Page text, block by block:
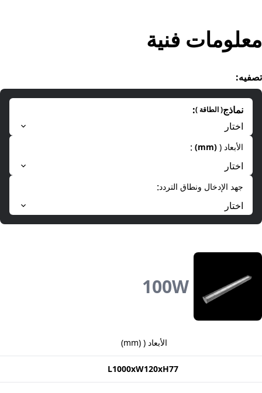
معلومات فنیة
تصفیه:
نماذج(الطاقة )
:
اختار
الأبعاد ( (
mm
)
:
اختار
جهد الإدخال ونطاق التردد:
اختار
100W
الأبعاد ( (
mm
)
L1000xW120xH77